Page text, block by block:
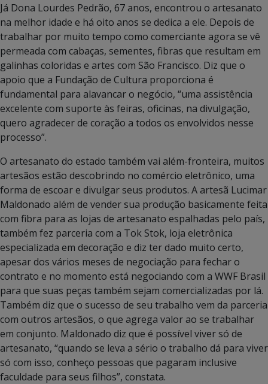
Já Dona Lourdes Pedrão, 67 anos, encontrou o artesanato
na melhor idade e há oito anos se dedica a ele. Depois de
trabalhar por muito tempo como comerciante agora se vê
permeada com cabaças, sementes, fibras que resultam em
galinhas coloridas e artes com São Francisco. Diz que o
apoio que a Fundação de Cultura proporciona é
fundamental para alavancar o negócio, “uma assistência
excelente com suporte às feiras, oficinas, na divulgação,
quero agradecer de coração a todos os envolvidos nesse
processo”.
O artesanato do estado também vai além-fronteira, muitos
artesãos estão descobrindo no comércio eletrônico, uma
forma de escoar e divulgar seus produtos. A artesã Lucimar
Maldonado além de vender sua produção basicamente feita
com fibra para as lojas de artesanato espalhadas pelo país,
também fez parceria com a Tok Stok, loja eletrônica
especializada em decoração e diz ter dado muito certo,
apesar dos vários meses de negociação para fechar o
contrato e no momento está negociando com a WWF Brasil
para que suas peças também sejam comercializadas por lá.
Também diz que o sucesso de seu trabalho vem da parceria
com outros artesãos, o que agrega valor ao se trabalhar
em conjunto. Maldonado diz que é possível viver só de
artesanato, “quando se leva a sério o trabalho dá para viver
só com isso, conheço pessoas que pagaram inclusive
faculdade para seus filhos”, constata.